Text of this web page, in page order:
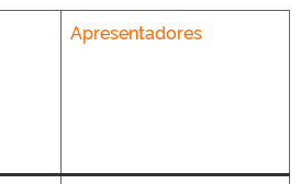
Apresentadores